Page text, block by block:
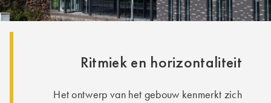
Ritmiek en horizontaliteit
Het ontwerp van het gebouw kenmerkt zich